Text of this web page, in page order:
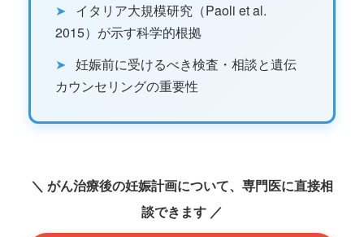
➤
イタリア大規模研究（Paoli et al.
2015）が示す科学的根拠
➤ 妊娠前に受けるべき検査・相談と遺伝
カウンセリングの重要性
＼ がん治療後の妊娠計画について、専門医に直接相
談できます ／